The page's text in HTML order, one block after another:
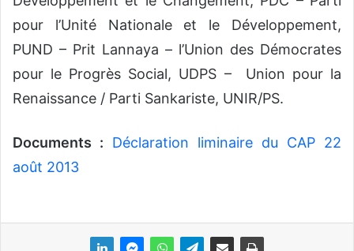
pour l’Unité Nationale et le Développement,
PUND – Prit Lannaya – l’Union des Démocrates
pour le Progrès Social, UDPS – Union pour la
Renaissance / Parti Sankariste, UNIR/PS.
Documents :
Déclaration liminaire du CAP 22
août 2013